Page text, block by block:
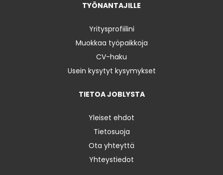
TYÖNANTAJILLE
Yritysprofiilini
Muokkaa työpaikkoja
CV-haku
Usein kysytyt kysymykset
TIETOA JOBLYSTA
Yleiset ehdot
Tietosuoja
Ota yhteyttä
Yhteystiedot